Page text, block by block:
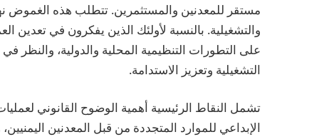
مستقر للمعدنين والمستثمرين. تتطلب هذه الغموض
والتشغيلية. بالنسبة لأولئك الذين يفكرون في تعدين
على التطورات التنظيمية المحلية والدولية، والنظر
التشغيلية وتعزيز الاستدامة.
تشمل النقاط الرئيسية أهمية الوضوح القانوني
الإبداعي للموارد المتجددة من قبل المعدنين